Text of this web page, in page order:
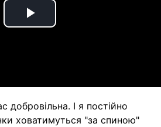
Play
добровільна. І я постійно
ховатимуться "за спиною"